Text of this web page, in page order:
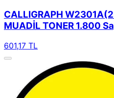
CALLIGRAPH
MUADİL TONER 1.800
601,17 TL